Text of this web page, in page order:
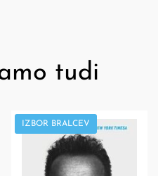
tudi
IZBOR BRALCEV